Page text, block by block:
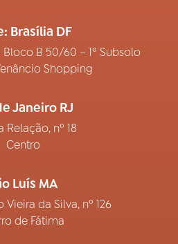
Brasília DF
Bloco B 50/60 – 1º Subsolo
Shopping
Janeiro RJ
Relação, nº 18
Centro
Luís MA
Vieira da Silva, nº 126
de Fátima